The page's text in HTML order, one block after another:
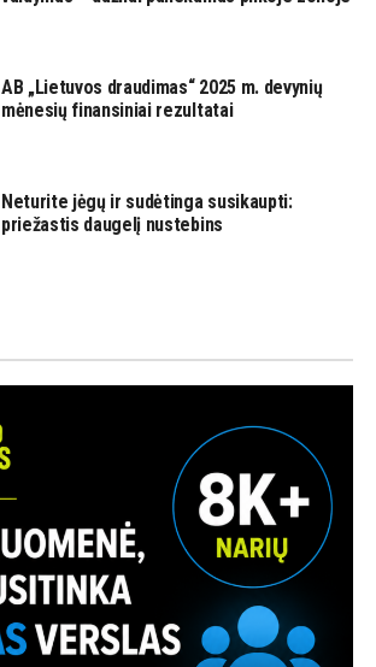
AB „Lietuvos draudimas“ 2025 m. devynių
mėnesių finansiniai rezultatai
Neturite jėgų ir sudėtinga susikaupti:
priežastis daugelį nustebins